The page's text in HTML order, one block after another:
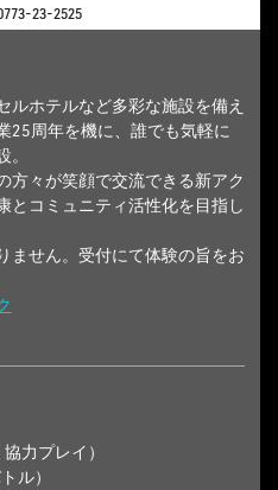
23-2525
ホテルなど多彩な施設を備え
25周年を機に、誰でも気軽に
方々が笑顔で交流できる新アク
とコミュニティ活性化を目指し
ません。受付にて体験の旨をお
力プレイ）
ル）